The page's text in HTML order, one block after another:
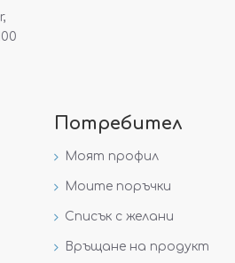
Потребител
Моят профил
Моите поръчки
Списък с желани
Връщане на продукт